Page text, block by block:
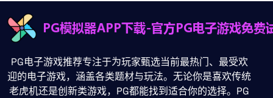
PG电子游戏推荐专注于为玩家甄选当前最热门、最受欢
迎的电子游戏，涵盖各类题材与玩法。无论你是喜欢传统
老虎机还是创新类游戏，PG都能找到适合你的选择。PG